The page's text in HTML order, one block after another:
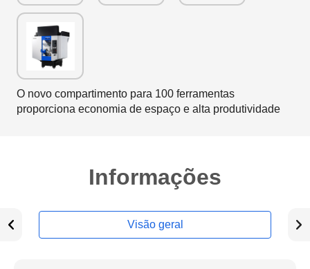
O novo compartimento para 100 ferramentas
proporciona economia de espaço e alta produtividade
Informações
Visão geral